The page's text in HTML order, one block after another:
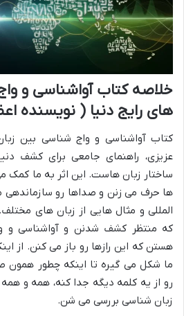
خلاصه کتاب آواشناسی و
های رایج دنیا ( نویسنده
کتاب آواشناسی و واج شناسی بین
عزیزی، راهنمای جامعی برای کشف
ساختار زبان هاست. این اثر به ما کمک
ها حرف می زنن و صداها رو سازماندهی
المللی و مثال هایی از زبان های
که منتظر کشف شدنن و آواشناسی و
هستن که این رازها رو باز می کنن. از
ما شکل می گیره تا اینکه چطور همون
رو از یه کلمه دیگه جدا کنه، همه و
زبان شناسی بررسی می شن.